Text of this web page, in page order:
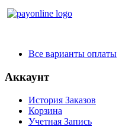
Все варианты оплаты
Аккаунт
История Заказов
Корзина
Учетная Запись